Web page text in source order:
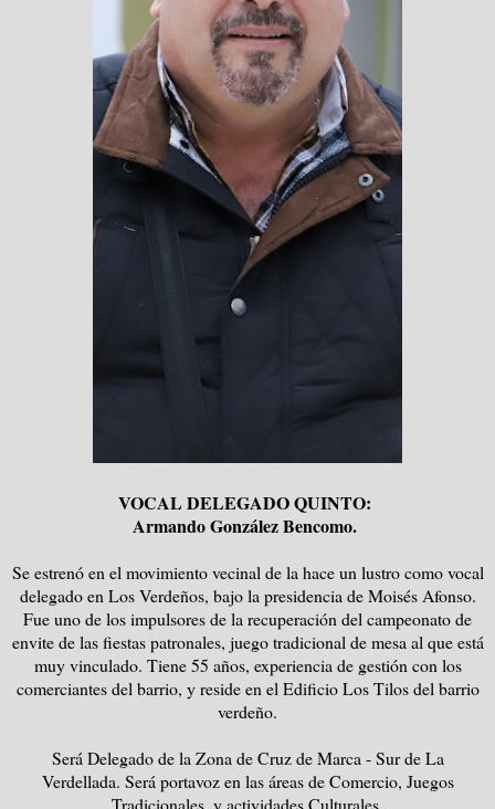
VOCAL DELEGADO QUINTO:
Armando González Bencomo.
Se estrenó en el movimiento vecinal de la hace un lustro como vocal
delegado en Los Verdeños, bajo la presidencia de Moisés Afonso.
Fue uno de los impulsores de la recuperación del campeonato de
envite de las fiestas patronales, juego tradicional de mesa al que está
muy vinculado. Tiene 55 años, experiencia de gestión con los
comerciantes del barrio, y reside en el Edificio Los Tilos del barrio
verdeño.
Será Delegado de la Zona de Cruz de Marca - Sur de La
Verdellada. Será portavoz en las áreas de Comercio, Juegos
Tradicionales, y actividades Culturales.